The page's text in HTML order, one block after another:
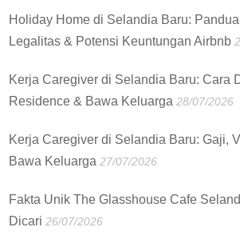
Holiday Home di Selandia Baru:
Legalitas & Potensi Keuntungan Airbnb
Kerja Caregiver di Selandia Baru: Cara
Residence & Bawa Keluarga 28/07/2026
Kerja Caregiver di Selandia Baru: Gaji,
Bawa Keluarga 27/07/2026
Fakta Unik The Glasshouse Cafe
Dicari 26/07/2026